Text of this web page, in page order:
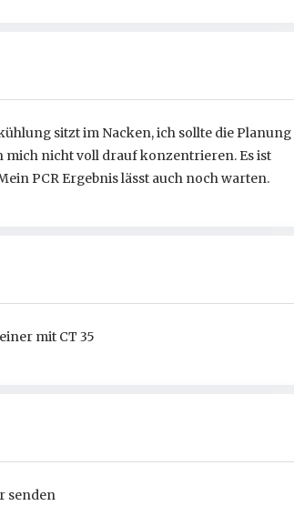
sitzt im Nacken, ich sollte die Planung
mich nicht voll drauf konzentrieren. Es ist
PCR Ergebnis lässt auch noch warten.
mit CT 35
senden